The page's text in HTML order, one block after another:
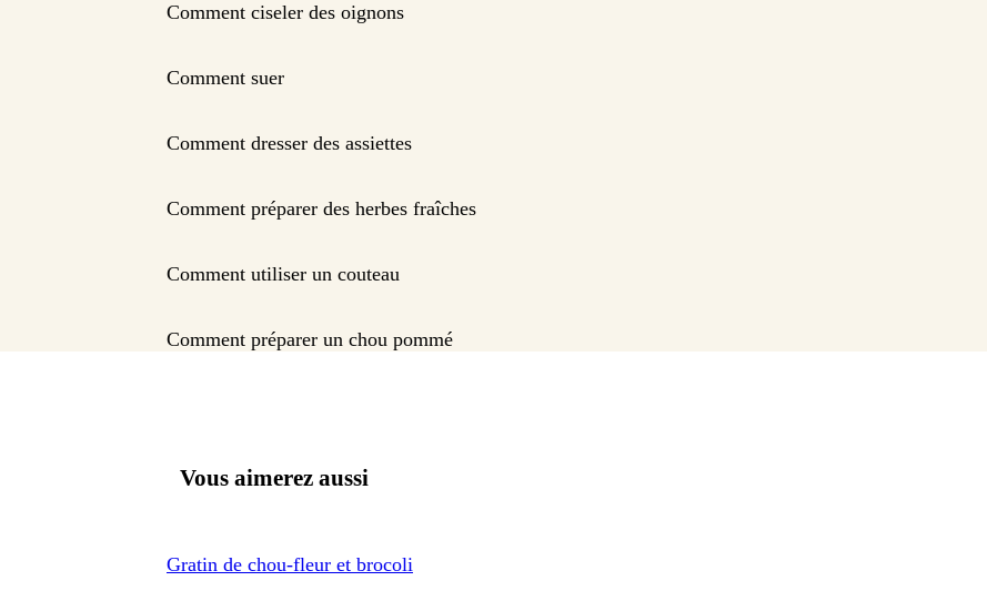
Comment ciseler des oignons
Comment suer
Comment dresser des assiettes
Comment préparer des herbes fraîches
Comment utiliser un couteau
Comment préparer un chou pommé
Vous aimerez aussi
Gratin de chou-fleur et brocoli